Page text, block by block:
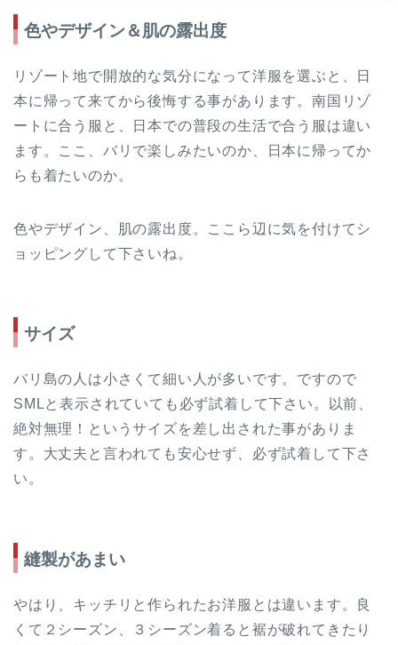
色やデザイン＆肌の露出度
リゾート地で開放的な気分になって洋服を選ぶと、日
本に帰って来てから後悔する事があります。南国リゾ
ートに合う服と、日本での普段の生活で合う服は違い
ます。ここ、バリで楽しみたいのか、日本に帰ってか
らも着たいのか。
色やデザイン、肌の露出度。ここら辺に気を付けてシ
ョッピングして下さいね。
サイズ
バリ島の人は小さくて細い人が多いです。ですので
SMLと表示されていても必ず試着して下さい。以前、
絶対無理！というサイズを差し出された事がありま
す。大丈夫と言われても安心せず、必ず試着して下さ
い。
縫製があまい
やはり、キッチリと作られたお洋服とは違います。良
くて２シーズン、３シーズン着ると裾が破れてきたり